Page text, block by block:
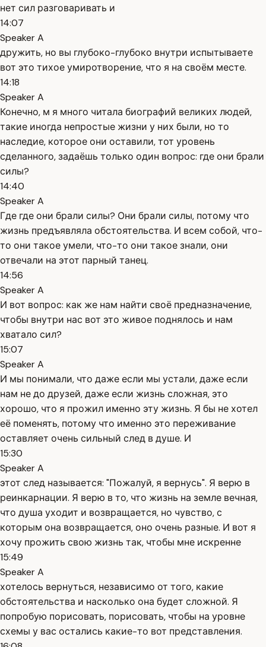
нет сил разговаривать и
14:07
Speaker A
дружить, но вы глубоко-глубоко внутри испытываете
вот это тихое умиротворение, что я на своём месте.
14:18
Speaker A
Конечно, м я много читала биографий великих людей,
такие иногда непростые жизни у них были, но то
наследие, которое они оставили, тот уровень
сделанного, задаёшь только один вопрос: где они брали
силы?
14:40
Speaker A
Где где они брали силы? Они брали силы, потому что
жизнь предъявляла обстоятельства. И всем собой, что-
то они такое умели, что-то они такое знали, они
отвечали на этот парный танец.
14:56
Speaker A
И вот вопрос: как же нам найти своё предназначение,
чтобы внутри нас вот это живое поднялось и нам
хватало сил?
15:07
Speaker A
И мы понимали, что даже если мы устали, даже если
нам не до друзей, даже если жизнь сложная, это
хорошо, что я прожил именно эту жизнь. Я бы не хотел
её поменять, потому что именно это переживание
оставляет очень сильный след в душе. И
15:30
Speaker A
этот след называется: "Пожалуй, я вернусь". Я верю в
реинкарнации. Я верю в то, что жизнь на земле вечная,
что душа уходит и возвращается, но чувство, с
которым она возвращается, оно очень разные. И вот я
хочу прожить свою жизнь так, чтобы мне искренне
15:49
Speaker A
хотелось вернуться, независимо от того, какие
обстоятельства и насколько она будет сложной. Я
попробую порисовать, порисовать, чтобы на уровне
схемы у вас остались какие-то вот представления.